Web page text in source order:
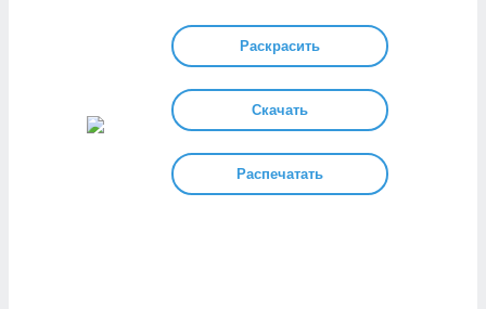
Раскрасить
Скачать
Распечатать